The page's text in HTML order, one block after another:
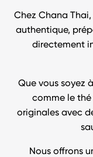
Chez Chana
authentique,
directement
Que vous soyez
comme le
originales avec
Nous offrons